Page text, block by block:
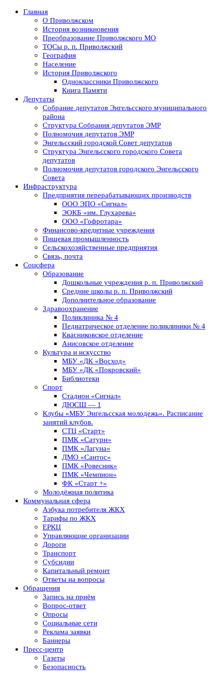
Главная
О Приволжском
История возникновения
Преобразование Приволжского МО
ТОСы р. п. Приволжский
География
Население
История Приволжского
Одноклассники Приволжского
Книга Памяти
Депутаты
Собрание депутатов Энгельсского муниципального
района
Структура Собрания депутатов ЭМР
Полномочия депутатов ЭМР
Энгельсский городской Совет депутатов
Структура Энгельсского городского Совета
депутатов
Полномочия депутатов городского Энгельсского
Совета
Инфраструктура
Предприятия перерабатывающих производств
ООО ЭПО «Сигнал»
ЭОКБ «им. Глухарева»
ООО «Гофротара»
Финансово-кредитные учреждения
Пищевая промышленность
Сельскохозяйственные предприятия
Связь, почта
Соцсфера
Образование
Дошкольные учреждения р. п. Приволжский
Средние школы р. п. Приволжский
Дополнительное образование
Здравоохранение
Поликлиника № 4
Педиатрическое отделение поликлиники № 4
Квасниковское отделение
Анисовское отделение
Культура и искусство
МБУ «ДК «Восход»
МБУ «ДК «Покровский»
Библиотеки
Спорт
Стадион «Сигнал»
ДЮСШ — 1
Клубы «МБУ Энгельсская молодежь». Расписание
занятий клубов.
СТЦ «Старт»
ПМК «Сатурн»
ПМК «Лагуна»
ДМО «Сантос»
ПМК «Ровесник»
ПМК «Чемпион»
ФК «Старт +»
Молодёжная политика
Коммунальная сфера
Азбука потребителя ЖКХ
Тарифы по ЖКХ
ЕРКЦ
Управляющие организации
Дороги
Транспорт
Субсидии
Капитальный ремонт
Ответы на вопросы
Обращения
Запись на приём
Вопрос-ответ
Опросы
Социальные сети
Реклама заявки
Баннеры
Пресс-центр
Газеты
Безопасность